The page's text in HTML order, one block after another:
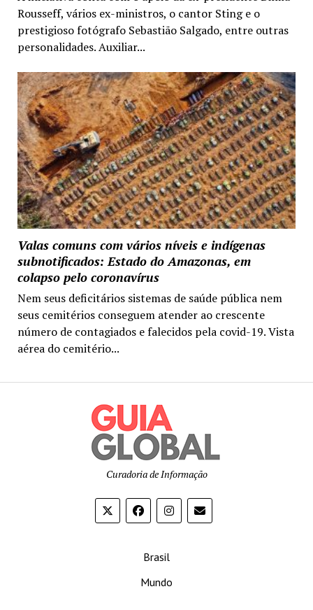
Rousseff, vários ex-ministros, o cantor Sting e o
prestigioso fotógrafo Sebastião Salgado, entre outras
personalidades. Auxiliar...
Valas comuns com vários níveis e indígenas
subnotificados: Estado do Amazonas, em
colapso pelo coronavírus
Nem seus deficitários sistemas de saúde pública nem
seus cemitérios conseguem atender ao crescente
número de contagiados e falecidos pela covid-19. Vista
aérea do cemitério...
Curadoria de Informação
Brasil
Mundo